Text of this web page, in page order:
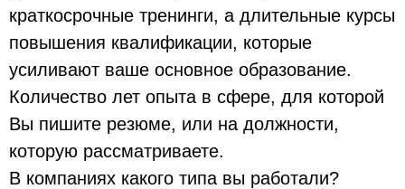
краткосрочные тренинги, а длительные курсы
повышения квалификации, которые
усиливают ваше основное образование.
Количество лет опыта в сфере, для которой
Вы пишите резюме, или на должности,
которую рассматриваете.
В компаниях какого типа вы работали?